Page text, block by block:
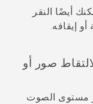
أيضًا النقر
إيقافه.
صور أو
مستوى الصوت